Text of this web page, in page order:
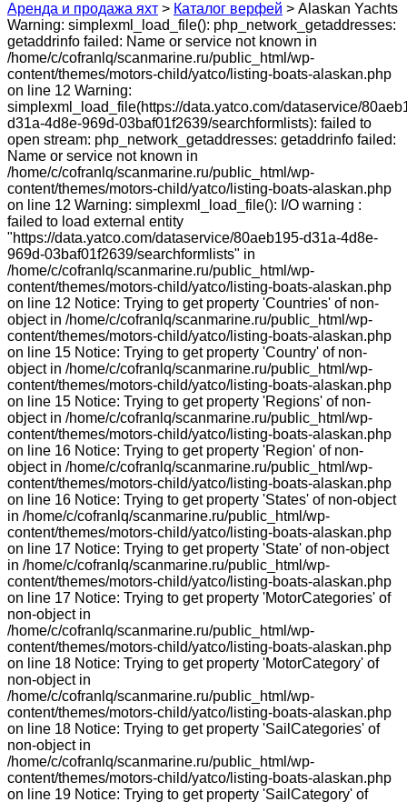
Аренда и продажа яхт > Каталог верфей > Alaskan Yachts
Warning: simplexml_load_file(): php_network_getaddresses:
getaddrinfo failed: Name or service not known in
/home/c/cofranlq/scanmarine.ru/public_html/wp-
content/themes/motors-child/yatco/listing-boats-alaskan.php
on line 12 Warning:
simplexml_load_file(https://data.yatco.com/dataservice/
d31a-4d8e-969d-03baf01f2639/searchformlists): failed to
open stream: php_network_getaddresses: getaddrinfo failed:
Name or service not known in
/home/c/cofranlq/scanmarine.ru/public_html/wp-
content/themes/motors-child/yatco/listing-boats-alaskan.php
on line 12 Warning: simplexml_load_file(): I/O warning :
failed to load external entity
"https://data.yatco.com/dataservice/80aeb195-d31a-4d8e-
969d-03baf01f2639/searchformlists" in
/home/c/cofranlq/scanmarine.ru/public_html/wp-
content/themes/motors-child/yatco/listing-boats-alaskan.php
on line 12 Notice: Trying to get property 'Countries' of non-
object in /home/c/cofranlq/scanmarine.ru/public_html/wp-
content/themes/motors-child/yatco/listing-boats-alaskan.php
on line 15 Notice: Trying to get property 'Country' of non-
object in /home/c/cofranlq/scanmarine.ru/public_html/wp-
content/themes/motors-child/yatco/listing-boats-alaskan.php
on line 15 Notice: Trying to get property 'Regions' of non-
object in /home/c/cofranlq/scanmarine.ru/public_html/wp-
content/themes/motors-child/yatco/listing-boats-alaskan.php
on line 16 Notice: Trying to get property 'Region' of non-
object in /home/c/cofranlq/scanmarine.ru/public_html/wp-
content/themes/motors-child/yatco/listing-boats-alaskan.php
on line 16 Notice: Trying to get property 'States' of non-object
in /home/c/cofranlq/scanmarine.ru/public_html/wp-
content/themes/motors-child/yatco/listing-boats-alaskan.php
on line 17 Notice: Trying to get property 'State' of non-object
in /home/c/cofranlq/scanmarine.ru/public_html/wp-
content/themes/motors-child/yatco/listing-boats-alaskan.php
on line 17 Notice: Trying to get property 'MotorCategories' of
non-object in
/home/c/cofranlq/scanmarine.ru/public_html/wp-
content/themes/motors-child/yatco/listing-boats-alaskan.php
on line 18 Notice: Trying to get property 'MotorCategory' of
non-object in
/home/c/cofranlq/scanmarine.ru/public_html/wp-
content/themes/motors-child/yatco/listing-boats-alaskan.php
on line 18 Notice: Trying to get property 'SailCategories' of
non-object in
/home/c/cofranlq/scanmarine.ru/public_html/wp-
content/themes/motors-child/yatco/listing-boats-alaskan.php
on line 19 Notice: Trying to get property 'SailCategory' of